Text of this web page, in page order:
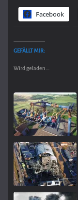
Facebook
GEFÄLLT MIR:
Wird geladen …